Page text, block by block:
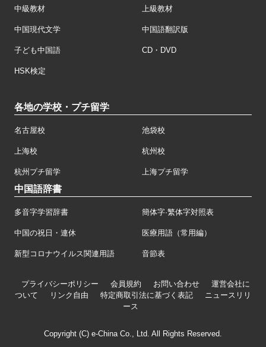
中級教材 上級教材
中国現代文学 中国語翻訳版
子ども中国語 CD・DVD
HSK検定
各地の学校・プチ留学
名古屋校 池袋校
上海校 杭州校
杭州プチ留学 上海プチ留学
中国語辞書
多音字学習辞書 簡体字·繁体字対照表
中国の祝日・連休 医療用語（常用編）
新型コロナウイルス関連用語 音節表
プライバシーポリシー 会員規約 お問い合わせ
運営会社に
ついて
リンク自由 特定商取引法に基づく表記
ニュースリリ
ース
Copyright (C) e-China Co., Ltd. All Rights Reserved.